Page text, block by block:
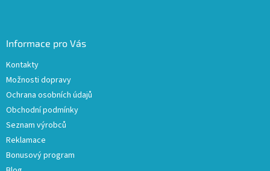
Informace pro Vás
Kontakty
Možnosti dopravy
Ochrana osobních údajů
Obchodní podmínky
Seznam výrobců
Reklamace
Bonusový program